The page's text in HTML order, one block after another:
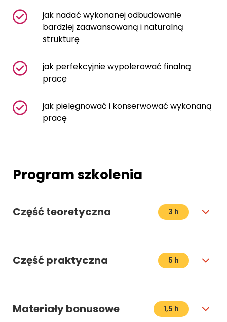
jak nadać wykonanej odbudowanie
bardziej zaawansowaną i naturalną
strukturę
jak perfekcyjnie wypolerować finalną
pracę
jak pielęgnować i konserwować wykonaną
pracę
Program szkolenia
Część teoretyczna 3 h
Część praktyczna 5 h
Materiały bonusowe 1,5 h